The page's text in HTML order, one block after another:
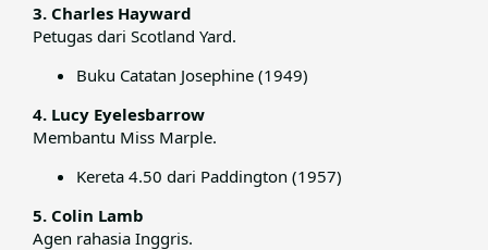
3. Charles Hayward
Petugas dari Scotland Yard.​
Buku Catatan Josephine (1949)
4. Lucy Eyelesbarrow
Membantu Miss Marple.​
Kereta 4.50 dari Paddington (1957)
5. Colin Lamb
Agen rahasia Inggris.​